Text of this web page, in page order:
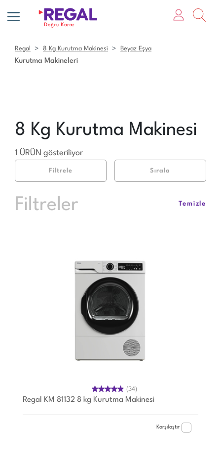
Regal 8 Kg Kurutma Makinesi Beyaz Eşya
Kurutma Makineleri
8 Kg Kurutma Makinesi
1 ÜRÜN gösteriliyor
Filtrele Sırala
Filtreler Temizle
(34)
Regal KM 81132 8 kg Kurutma Makinesi
Karşılaştır